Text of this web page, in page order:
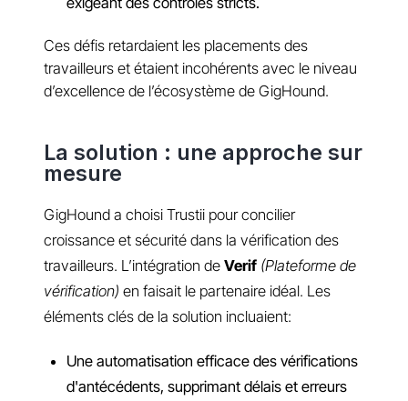
Ces défis retardaient les placements des
travailleurs et étaient incohérents avec le niveau
d’excellence de l’écosystème de GigHound.
La solution : une approche sur
mesure
GigHound a choisi Trustii pour concilier
croissance et sécurité dans la vérification des
travailleurs. L’intégration de Verif (Plateforme de
vérification) en faisait le partenaire idéal. Les
éléments clés de la solution incluaient:
Une automatisation efficace des vérifications
d'antécédents, supprimant délais et erreurs